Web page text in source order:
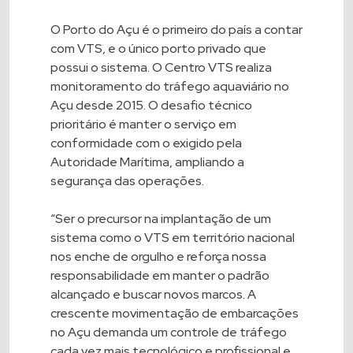
O Porto do Açu é o primeiro do país a contar
com VTS, e o único porto privado que
possui o sistema. O Centro VTS realiza
monitoramento do tráfego aquaviário no
Açu desde 2015. O desafio técnico
prioritário é manter o serviço em
conformidade com o exigido pela
Autoridade Marítima, ampliando a
segurança das operações.
“Ser o precursor na implantação de um
sistema como o VTS em território nacional
nos enche de orgulho e reforça nossa
responsabilidade em manter o padrão
alcançado e buscar novos marcos. A
crescente movimentação de embarcações
no Açu demanda um controle de tráfego